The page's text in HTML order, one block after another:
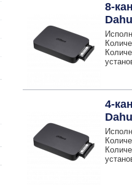
8-
4-